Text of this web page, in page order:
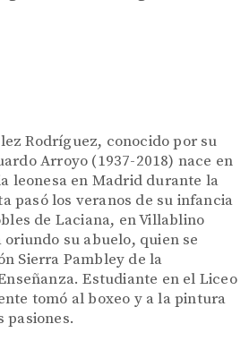
Rodríguez, conocido por su
Arroyo (1937-2018) nace en
leonesa en Madrid durante la
pasó los veranos de su infancia
de Laciana, en Villablino
su abuelo, quien se
Sierra Pambley de la
Estudiante en el Liceo
tomó al boxeo y a la pintura
pasiones.